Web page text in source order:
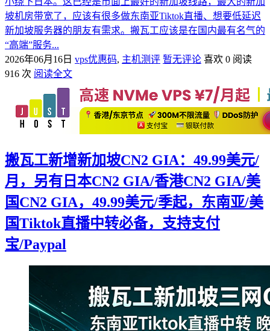
坡机房带宽了，应该有很多做东南亚Tiktok直播、想要低延迟
新加坡服务器的朋友有需求。搬瓦工应该是在国内最有名气的
“高端”服务...
2026年06月16日 vps优惠码, 主机测评 暂无评论 喜欢 0 阅读
916 次 阅读全文
搬瓦工新增新加坡CN2 GIA：49.99美元/
月，另有日本CN2 GIA/香港CN2 GIA/美
国CN2 GIA，49.99美元/季起，东南亚/美
国Tiktok直播中转必备，支持支付
宝/Paypal